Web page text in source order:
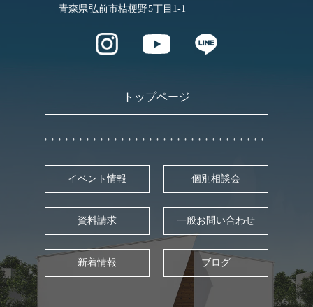
青森県弘前市桔梗野5丁目1-1
トップページ
イベント情報 個別相談会
資料請求 一般お問い合わせ
新着情報 ブログ